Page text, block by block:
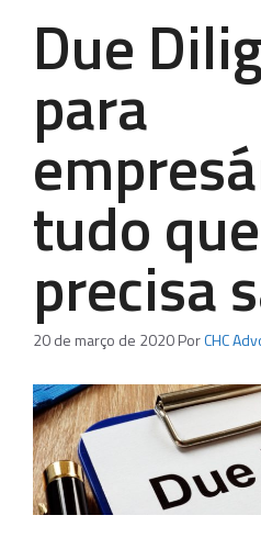
Due
para
tudo
precisa
20 de março de 2020PorCHC